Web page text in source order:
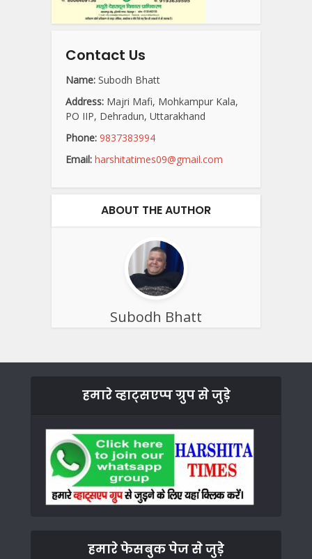
Contact Us
Name: Subodh Bhatt
Address: Majri Mafi, Mohkampur Kala,
PO IIP, Dehradun, Uttarakhand
Phone: 9837383994
Email: harshitatimes09@gmail.com
ABOUT THE AUTHOR
Subodh Bhatt
हमारे व्हाट्सएप्प ग्रुप से जुड़े
हमारे फेसबुक पेज से जुड़े